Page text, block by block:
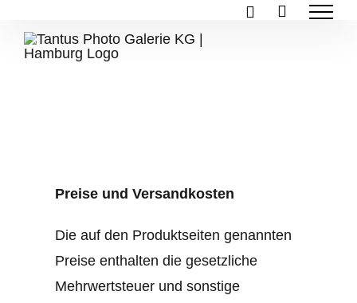
Inhalt
springen
Preise und Versandkosten
Die auf den Produktseiten genannten
Preise enthalten die gesetzliche
Mehrwertsteuer und sonstige